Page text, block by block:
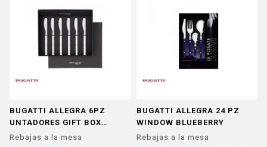
BUGATTI ALLEGRA 6PZ
UNTADORES GIFT BOX
MARFIL
Rebajas a la mesa
BUGATTI ALLEGRA 24 PZ
WINDOW BLUEBERRY
Rebajas a la mesa